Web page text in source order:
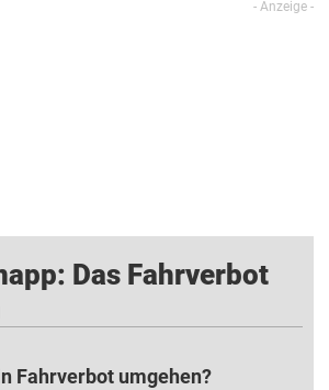
Das Fahrverbot
Fahrverbot umgehen?